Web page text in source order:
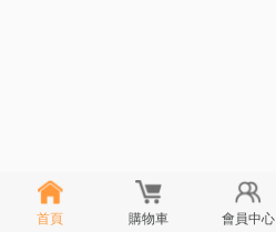
首頁 購物車 會員中心